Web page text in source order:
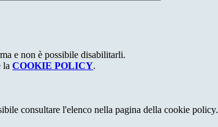
e non è possibile disabilitarli.
la COOKIE POLICY.
consultare l'elenco nella pagina della cookie policy.